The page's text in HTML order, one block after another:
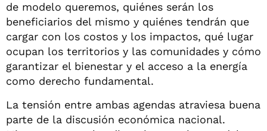
de modelo queremos, quiénes serán los
beneficiarios del mismo y quiénes tendrán que
cargar con los costos y los impactos, qué lugar
ocupan los territorios y las comunidades y cómo
garantizar el bienestar y el acceso a la energía
como derecho fundamental.
La tensión entre ambas agendas atraviesa buena
parte de la discusión económica nacional.